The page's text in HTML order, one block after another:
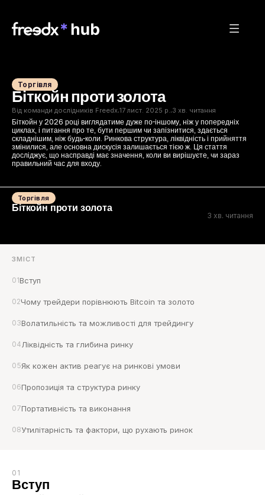
Торгівля
Біткойн проти золота
Від команди дослідників Freedx·17 лист. 2025 р.·3 хв. читання
Біткойн у 2026 році виглядатиме дуже по-іншому, ніж у попередніх
циклах, і питання про те, бути першим чи запізнитися, здається
складнішим, ніж будь-коли. Ринкова структура, ліквідність і прийняття
змінилися, але основна дискусія залишається тією ж. Ця стаття
досліджує, що насправді має значення, коли ви вирішуєте, чи зараз
правильний час для входу.
Торгівля
Біткойн проти золота
3 хв. читання
ЗМІСТ
01Вступ
02Чому трейдери порівнюють Bitcoin та золото
03Волатильність та можливості для трейдингу
04 Ліквідність та глибина ринку
05Як кожен актив реагує на ринкові умови
06Пропозиція та структура ринку
07Портативність та виконання
08Утилітарність та фактори, що рухають ринок
01
Вступ